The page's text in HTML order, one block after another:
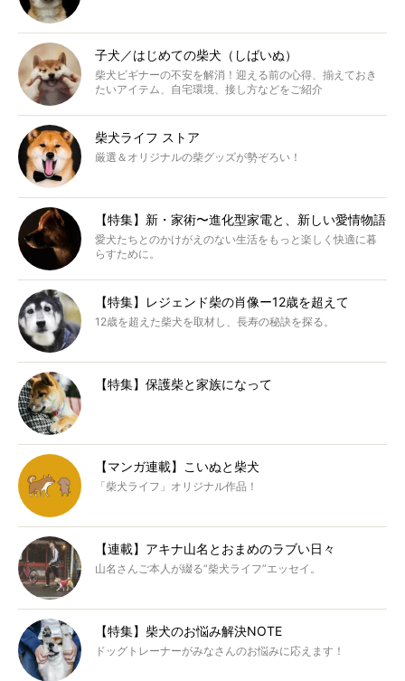
子犬／はじめての柴犬（しばいぬ）
柴犬ビギナーの不安を解消！迎える前の心得、揃えておき
たいアイテム、自宅環境、接し方などをご紹介
柴犬ライフ ストア
厳選＆オリジナルの柴グッズが勢ぞろい！
【特集】新・家術〜進化型家電と、新しい愛情物語
愛犬たちとのかけがえのない生活をもっと楽しく快適に暮
らすために。
【特集】レジェンド柴の肖像ー12歳を超えて
12歳を超えた柴犬を取材し、長寿の秘訣を探る。
【特集】保護柴と家族になって
【マンガ連載】こいぬと柴犬
「柴犬ライフ」オリジナル作品！
【連載】アキナ山名とおまめのラブい日々
山名さんご本人が綴る“柴犬ライフ”エッセイ。
【特集】柴犬のお悩み解決NOTE
ドッグトレーナーがみなさんのお悩みに応えます！